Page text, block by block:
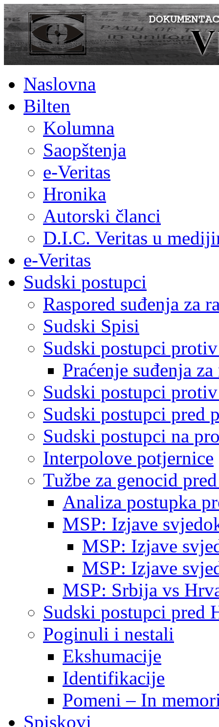
Naslovna
Bilten
Kolumna
Saopštenja
e-Veritas
Hronika
Autorski članci
D.I.C. Veritas u
e-Veritas
Sudski postupci
Raspored suđenja za
Sudski Spisi
Sudski postupci
Praćenje suđenja
Sudski postupci
Sudski postupci pred
Sudski postupci na
Interpolove potjernice
Tužbe za genocid
Analiza postupka
MSP: Izjave
MSP: Izjave
MSP: Izjave
MSP: Srbija vs
Sudski postupci pred
Poginuli i nestali
Ekshumacije
Identifikacije
Pomeni – In
Spiskovi